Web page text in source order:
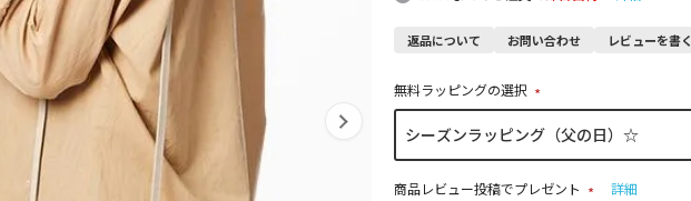
返品について お問い合わせ レビューを書く
無料ラッピングの選択
(
必
)
商品レビュー投稿でプレゼント 詳細